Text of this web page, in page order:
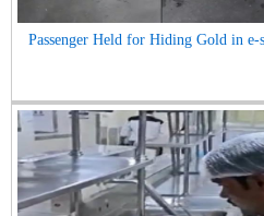
Passenger Held for Hiding Gold in